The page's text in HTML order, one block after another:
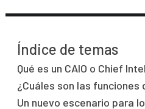
Índice de temas
Qué es un CAIO o Chief
¿Cuáles son las funciones
Un nuevo escenario para